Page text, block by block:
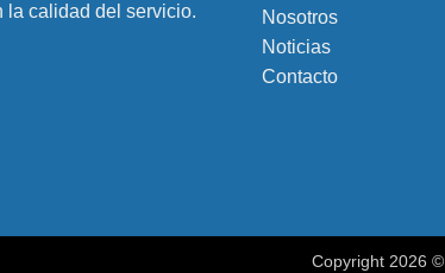
la calidad del servicio.
Nosotros
Noticias
Contacto
Copyright 2026 ©